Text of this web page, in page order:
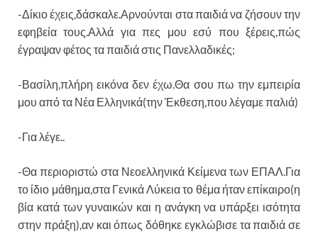
-Δίκιο έχεις,δάσκαλε.Αρνούνται στα παιδιά να ζήσουν την
εφηβεία τους.Αλλά για πες μου εσύ που ξέρεις,πώς
έγραψαν φέτος τα παιδιά στις Πανελλαδικές;
-Βασίλη,πλήρη εικόνα δεν έχω.Θα σου πω την εμπειρία
μου από τα Νέα Ελληνικά(την Έκθεση,που λέγαμε παλιά)
-Για λέγε..
-Θα περιοριστώ στα Νεοελληνικά Κείμενα των ΕΠΑΛ.Για
το ίδιο μάθημα,στα Γενικά Λύκεια το θέμα ήταν επίκαιρο(η
βία κατά των γυναικών και η ανάγκη να υπάρξει ισότητα
στην πράξη),αν και όπως δόθηκε εγκλώβισε τα παιδιά σε